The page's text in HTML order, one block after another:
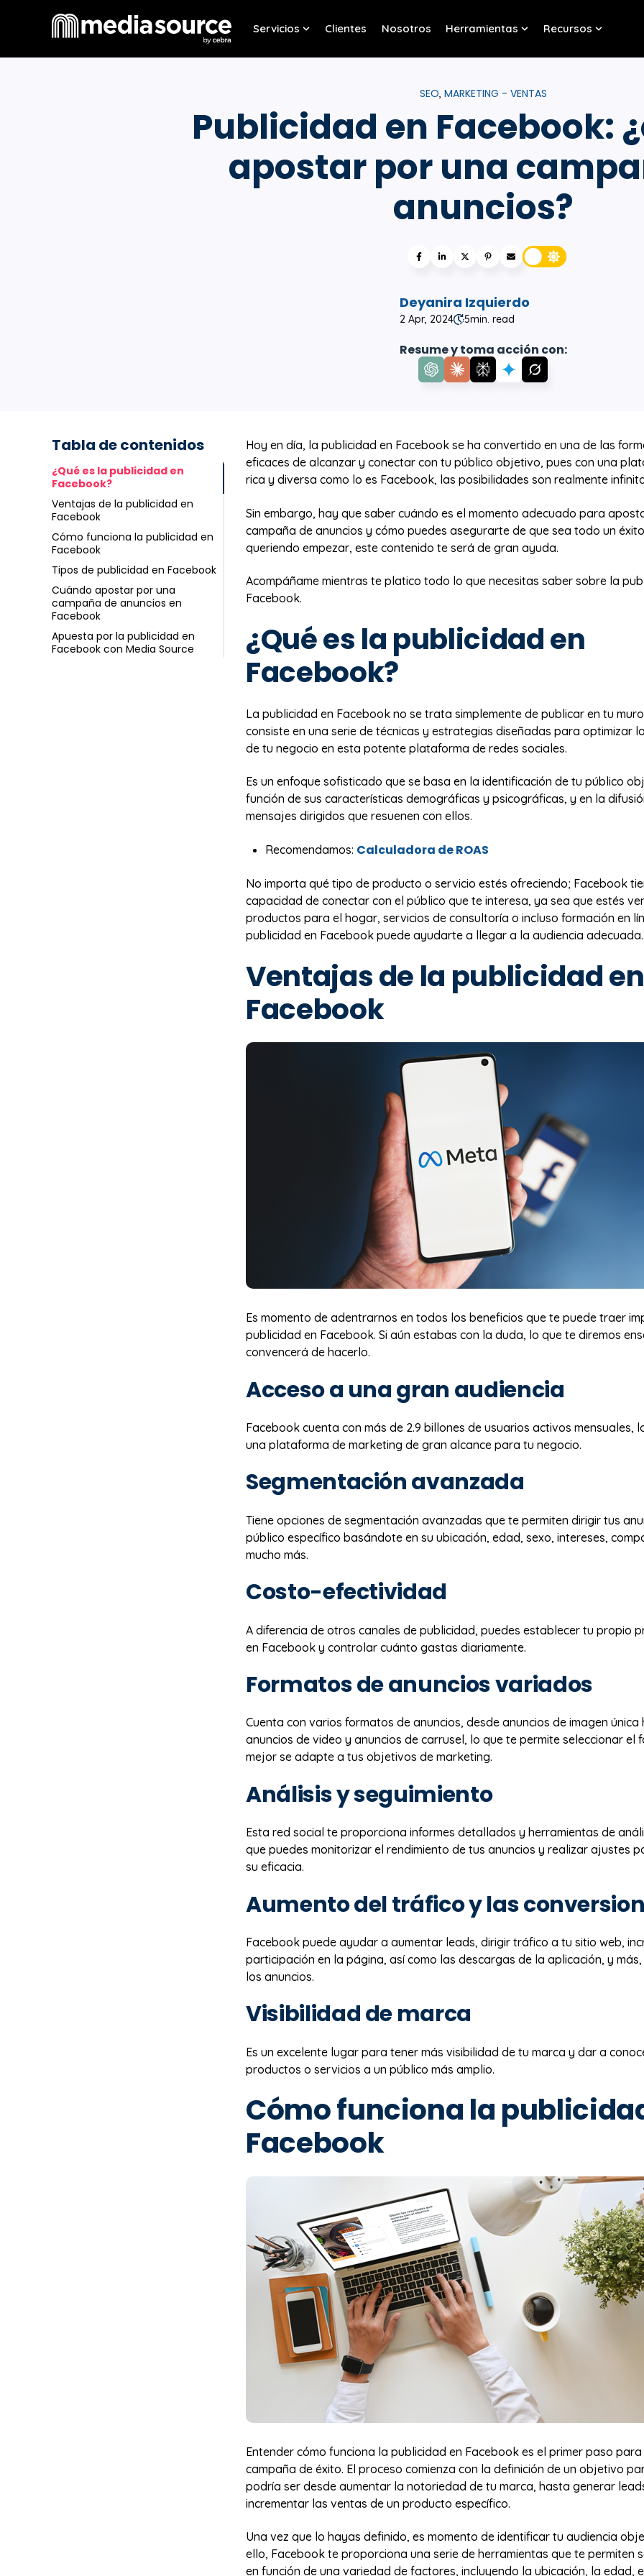
Servicios
Show submenu for Servicios
Clientes Nosotros Herramientas
Show submenu for
Recursos
SEO, MARKETING - VENTAS
Publicidad en Facebook:
apostar por una
anuncios?
Deyanira Izquierdo
2 Apr, 2024 5min. read
Resume y toma acción con:
Tabla de contenidos
¿Qué es la publicidad en
Facebook?
Ventajas de la publicidad en
Facebook
Cómo funciona la publicidad en
Facebook
Tipos de publicidad en Facebook
Cuándo apostar por una
campaña de anuncios en
Facebook
Apuesta por la publicidad en
Facebook con Media Source
Hoy en día, la publicidad en Facebook se ha convertido en una de las
eficaces de alcanzar y conectar con tu público objetivo, pues con una
rica y diversa como lo es Facebook, las posibilidades son realmente
Sin embargo, hay que saber cuándo es el momento adecuado para
campaña de anuncios y cómo puedes asegurarte de que sea todo un
queriendo empezar, este contenido te será de gran ayuda.
Acompáñame mientras te platico todo lo que necesitas saber sobre la
Facebook.
¿Qué es la publicidad en
Facebook?
La publicidad en Facebook no se trata simplemente de publicar en tu
consiste en una serie de técnicas y estrategias diseñadas para optimizar
de tu negocio en esta potente plataforma de redes sociales.
Es un enfoque sofisticado que se basa en la identificación de tu público
función de sus características demográficas y psicográficas, y en la
mensajes dirigidos que resuenen con ellos.
Recomendamos: Calculadora de ROAS
No importa qué tipo de producto o servicio estés ofreciendo; Facebook
capacidad de conectar con el público que te interesa, ya sea que estés
productos para el hogar, servicios de consultoría o incluso formación en
publicidad en Facebook puede ayudarte a llegar a la audiencia
Ventajas de la publicidad en
Facebook
Es momento de adentrarnos en todos los beneficios que te puede traer
publicidad en Facebook. Si aún estabas con la duda, lo que te diremos
convencerá de hacerlo.
Acceso a una gran audiencia
Facebook cuenta con más de 2.9 billones de usuarios activos mensuales,
una plataforma de marketing de gran alcance para tu negocio.
Segmentación avanzada
Tiene opciones de segmentación avanzadas que te permiten dirigir tus
público específico basándote en su ubicación, edad, sexo, intereses,
mucho más.
Costo-efectividad
A diferencia de otros canales de publicidad, puedes establecer tu propio
en Facebook y controlar cuánto gastas diariamente.
Formatos de anuncios variados
Cuenta con varios formatos de anuncios, desde anuncios de imagen única
anuncios de video y anuncios de carrusel, lo que te permite seleccionar el
mejor se adapte a tus objetivos de marketing.
Análisis y seguimiento
Esta red social te proporciona informes detallados y herramientas de
que puedes monitorizar el rendimiento de tus anuncios y realizar ajustes
su eficacia.
Aumento del tráfico y las
Facebook puede ayudar a aumentar leads, dirigir tráfico a tu sitio web,
participación en la página, así como las descargas de la aplicación, y
los anuncios.
Visibilidad de marca
Es un excelente lugar para tener más visibilidad de tu marca y dar a
productos o servicios a un público más amplio.
Cómo funciona la
Facebook
Entender cómo funciona la publicidad en Facebook es el primer paso
campaña de éxito. El proceso comienza con la definición de un objetivo
podría ser desde aumentar la notoriedad de tu marca, hasta generar
incrementar las ventas de un producto específico.
Una vez que lo hayas definido, es momento de identificar tu audiencia
ello, Facebook te proporciona una serie de herramientas que te permiten
en función de una variedad de factores, incluyendo la ubicación, la edad,